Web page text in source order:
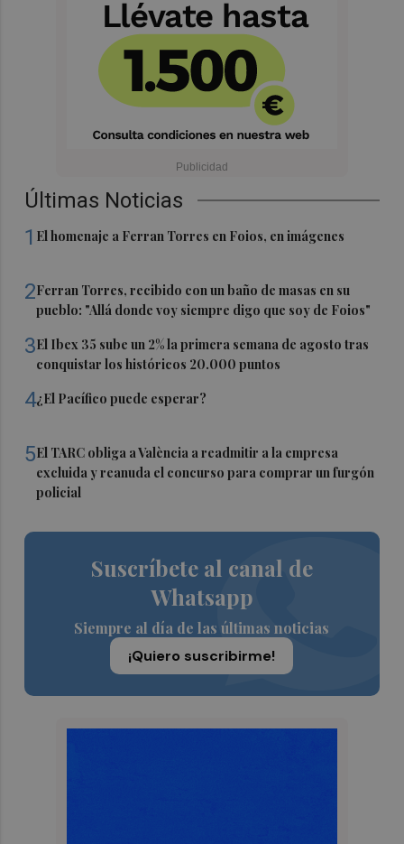
Últimas Noticias
1 El homenaje a Ferran Torres en Foios, en imágenes
2Ferran Torres, recibido con un baño de masas en su
pueblo: "Allá donde voy siempre digo que soy de Foios"
3El Ibex 35 sube un 2% la primera semana de agosto tras
conquistar los históricos 20.000 puntos
4¿El Pacífico puede esperar?
5El TARC obliga a València a readmitir a la empresa
excluida y reanuda el concurso para comprar un furgón
policial
Suscríbete al canal de
Whatsapp
Siempre al día de las últimas noticias
¡Quiero suscribirme!